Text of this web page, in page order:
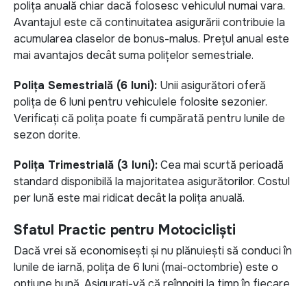
polița anuală chiar dacă folosesc vehiculul numai vara.
Avantajul este că continuitatea asigurării contribuie la
acumularea claselor de bonus-malus. Prețul anual este
mai avantajos decât suma polițelor semestriale.
Polița Semestrială (6 luni): Unii asigurători oferă
polița de 6 luni pentru vehiculele folosite sezonier.
Verificați că polița poate fi cumpărată pentru lunile de
sezon dorite.
Polița Trimestrială (3 luni):Cea mai scurtă perioadă
standard disponibilă la majoritatea asigurătorilor. Costul
per lună este mai ridicat decât la polița anuală.
Sfatul Practic pentru Motocicliști
Dacă vrei să economisești și nu plănuiești să conduci în
lunile de iarnă, polița de 6 luni (mai-octombrie) este o